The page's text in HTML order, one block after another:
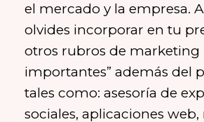
el mercado y la empresa.
olvides incorporar en tu
otros rubros de marketing
importantes” además del
tales como: asesoría de
sociales, aplicaciones web,